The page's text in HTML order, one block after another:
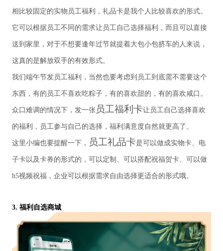
相比较固定的实物员工福利，礼品卡是我个人比较喜欢的形式。
它可以根据员工不同的需求让员工自己选择福利，而且可以直接
送到家里，对于不想要逢年过节就提着大包小包挤车的人来说，
这真的是解放双手的有效形式。
我们端午节发员工福利 ，当然也要考虑到员工到底需不需要这个
东西，有的员工不喜欢吃粽子，有的喜欢甜的，有的喜欢咸口。
众口难调的情况下，发一张 员工福利卡让员工自己选择喜欢
的福利，员工参与自己的选择，福利满意度自然就更高了。
这里小编也要提醒一下， 员工礼品卡是可以做成实物卡、电
子卡以及卡券的形式的，可以定制、可以搭配祝福贺卡、可以做
h5视频祝福，企业可以根据需求自由选择更适合的形式哦。
3. 福利自选商城